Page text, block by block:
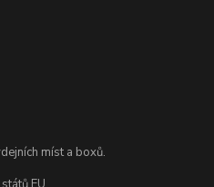
míst a boxů.